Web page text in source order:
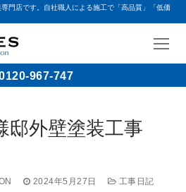
門店です。自社職人による施工で「高品質」「低価
967-747
邸外壁塗装工事
2024年5月27日 工事日記